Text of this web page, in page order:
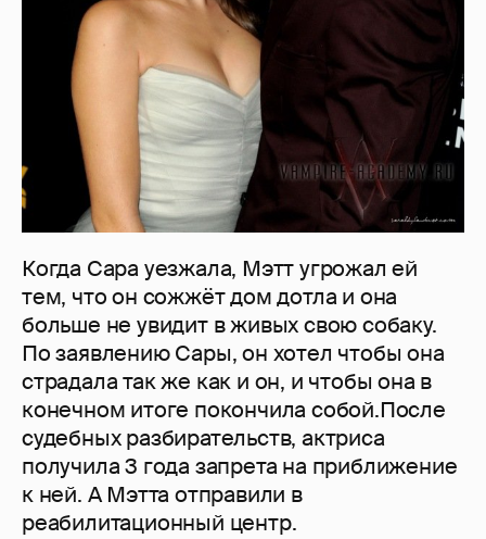
Когда Сара уезжала, Мэтт угрожал ей
тем, что он сожжёт дом дотла и она
больше не увидит в живых свою собаку.
По заявлению Сары, он хотел чтобы она
страдала так же как и он, и чтобы она в
конечном итоге покончила собой.После
судебных разбирательств, актриса
получила 3 года запрета на приближение
к ней. А Мэтта отправили в
реабилитационный центр.